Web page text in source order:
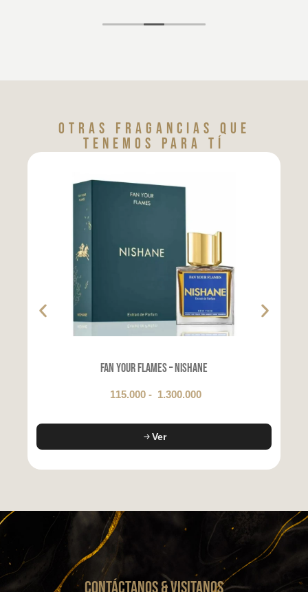
Otras fragancias que
tenemos para tí
Fan Your Flames – Nishane
115.000 - 1.300.000
Ver